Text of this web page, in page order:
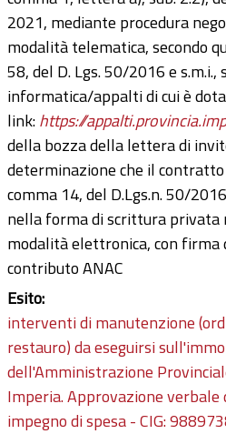
2021, mediante procedura
modalità telematica, secondo
58, del D. Lgs. 50/2016 e
informatica/appalti di cui è
link:https://
della bozza della lettera di
determinazione che il contratto
comma 14, del D.Lgs.n. 50/
nella forma di scrittura privata
modalità elettronica, con firma
contributo ANAC
Esito:
interventi di manutenzione
restauro) da eseguirsi
dell'Amministrazione
Imperia. Approvazione verbale
impegno di spesa - CIG: